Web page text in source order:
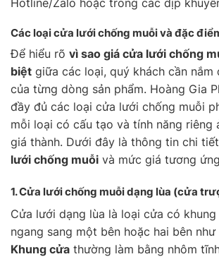
Các loại cửa lưới chống muỗi và đặc
Để hiểu rõ vì sao giá cửa lưới chống
biệt giữa các loại, quý khách cần nắm
của từng dòng sản phẩm. Hoàng Gia
đầy đủ các loại cửa lưới chống muỗi
mỗi loại có cấu tạo và tính năng riêng
giá thành. Dưới đây là thông tin chi
lưới chống muỗi và mức giá tương
1. Cửa lưới chống muỗidạng lùa (cửa
Cửa lưới dạng lùa là loại cửa có
ngang sang một bên hoặc hai bên
Khung cửa thường làm bằng nhôm